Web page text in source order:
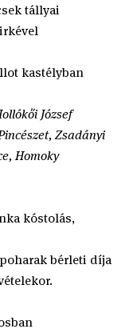
tállyai
kastélyban
József
Zsadányi
Homoky
kóstolás,
bérleti díja